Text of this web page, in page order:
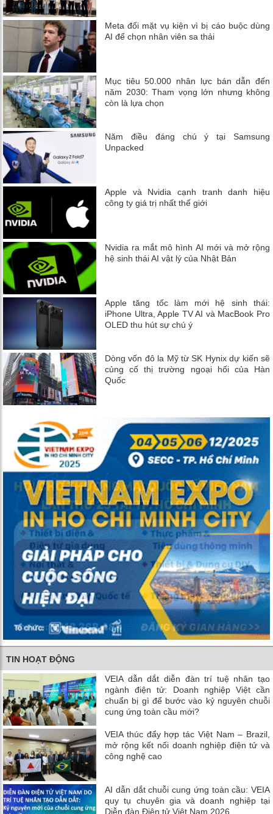
Meta đối mặt vụ kiện vì bị cáo buộc dùng
AI để chọn nhân viên sa thải
Mục tiêu 50.000 nhân lực bán dẫn đến
năm 2030: Tham vọng lớn nhưng không
còn là lựa chọn
Năm điều đáng chú ý tại Samsung
Unpacked
Apple và Nvidia cạnh tranh danh hiệu
công ty giá trị nhất thế giới
Nvidia ra mắt mô hình AI mới và mở rộng
hệ sinh thái AI vật lý của Nhật Bản
Apple tăng tốc làm mới hệ sinh thái:
iPhone Ultra, Apple TV AI và MacBook Pro
OLED thu hút sự chú ý
Dòng vốn đô la Mỹ từ SK Hynix dự kiến ​​sẽ
củng cố thị trường ngoại hối của Hàn
Quốc
TIN HOẠT ĐỘNG
VEIA dẫn dắt diễn đàn trí tuệ nhân tạo
ngành điện tử: Doanh nghiệp Việt cần
chuẩn bị gì để bước vào kỷ nguyên chuỗi
cung ứng toàn cầu mới?
VEIA thúc đẩy hợp tác Việt Nam – Brazil,
mở rộng kết nối doanh nghiệp điện tử và
công nghệ cao
AI dẫn dắt chuỗi cung ứng toàn cầu: VEIA
quy tụ chuyên gia và doanh nghiệp tại
Diễn đàn Điện tử Việt Nam 2026